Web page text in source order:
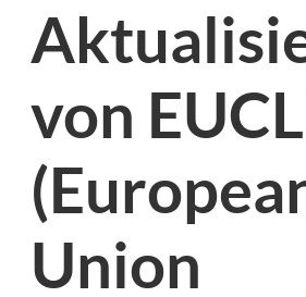
von
Union